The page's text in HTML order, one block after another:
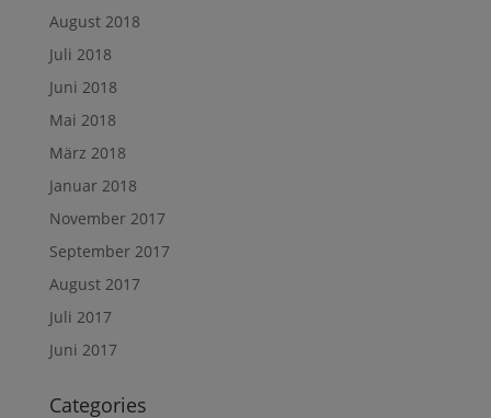
August 2018
Juli 2018
Juni 2018
Mai 2018
März 2018
Januar 2018
November 2017
September 2017
August 2017
Juli 2017
Juni 2017
Categories